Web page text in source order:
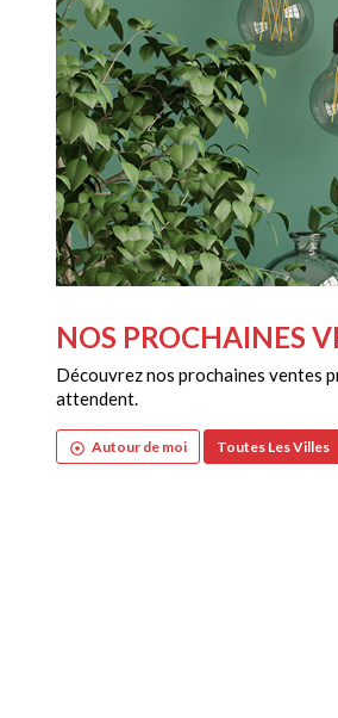
NOS PROCHAINES
Découvrez nos prochaines ventes
attendent.
adjust Autour de moi Toutes Les Villes